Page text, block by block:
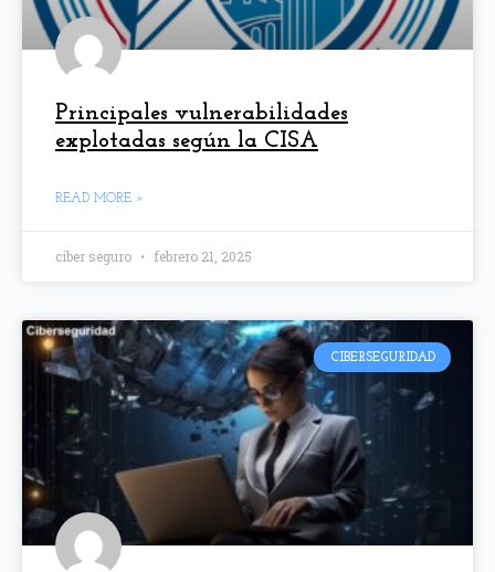
Principales vulnerabilidades
explotadas según la CISA
READ MORE »
ciber seguro febrero 21, 2025
CIBERSEGURIDAD